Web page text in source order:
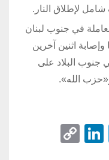
لإطلاق النار.
في جنوب لبنان
اثنين آخرين
البلاد على
الله».
T
Li